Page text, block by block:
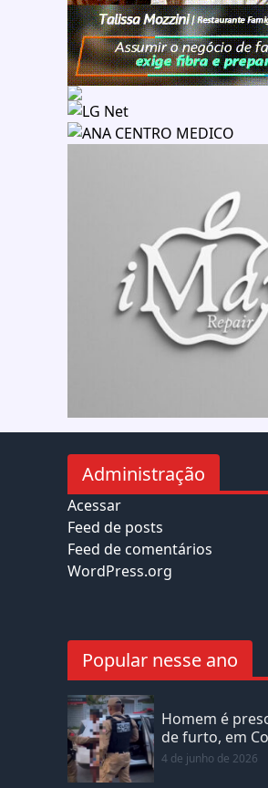
Administração
Acessar
Feed de posts
Feed de comentários
WordPress.org
Popular nesse ano
Homem é
de furto, em
4 de junho de 2026